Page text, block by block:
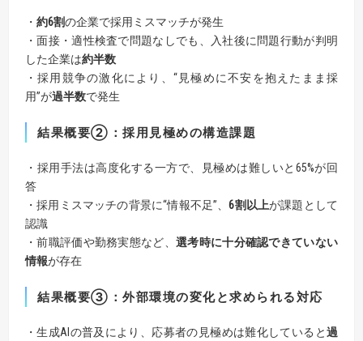
・ 約6割の企業で採用ミスマッチが発生
・面接・適性検査で問題なしでも、入社後に問題行動が判明
した企業は約半数
・採用競争の激化により、“見極めに不安を抱えたまま採
用”が過半数で発生
結果概要②： 採用見極めの構造課題
・採用手法は高度化する一方で、見極めは難しいと65%が回
答
・採用ミスマッチの背景に“情報不足”、6割以上が課題として
認識
・前職評価や勤務実態など、 選考時に十分確認できていない
情報が存在
結果概要③：外部環境の変化と求められる対応
・生成AIの普及により、応募者の見極めは難化していると過